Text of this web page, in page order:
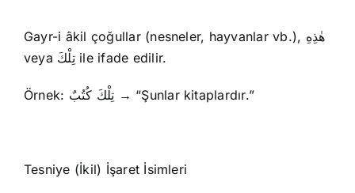
Gayr-i âkil çoğullar (nesneler, hayvanlar vb.), هٰذِهِ
veya تِلْكَ ile ifade edilir.
Örnek: تِلْكَ كُتُبٌ → “Şunlar kitaplardır.”
Tesniye (İkil) İşaret İsimleri